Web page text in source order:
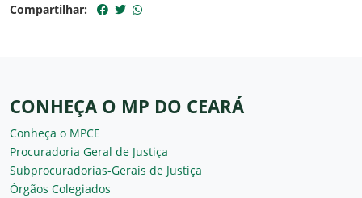
Compartilhar:
CONHEÇA O MP DO CEARÁ
Conheça o MPCE
Procuradoria Geral de Justiça
Subprocuradorias-Gerais de Justiça
Órgãos Colegiados